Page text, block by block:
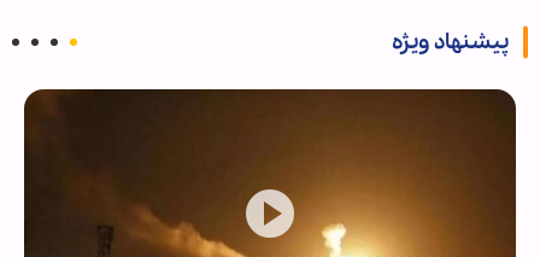
پیشنهاد ویژه